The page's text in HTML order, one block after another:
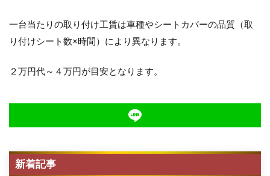
一台当たりの取り付け工賃は車種やシートカバーの品質（取
り付けシート数×時間）により異なります。
２万円代～４万円が目安となります。
新着記事